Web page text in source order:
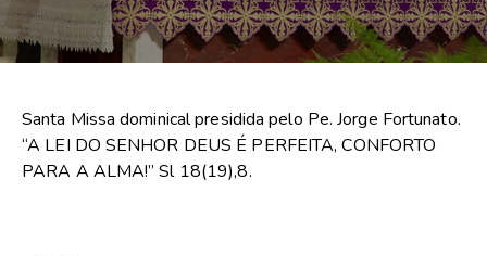
Santa Missa dominical presidida pelo Pe. Jorge Fortunato.
“A LEI DO SENHOR DEUS É PERFEITA, CONFORTO
PARA A ALMA!” Sl 18(19),8.